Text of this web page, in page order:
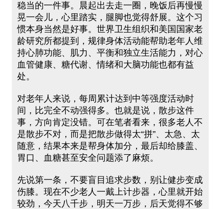
稳当的一件事。晨起出去走一圈，晚饭后再慢慢
晃一会儿，心里踏实，腿脚也觉得舒展。这个习
惯本身当然是好事。世界卫生组织和美国国家老
龄研究所都提到，规律身体活动能帮助老年人维
持心肺功能、肌力、平衡和独立生活能力，对心
血管健康、糖代谢、情绪和大脑功能也都有益
处。
对老年人来说，每周累计达到中等强度活动时
间，比完全不动强得多。也就是说，散步这件
事，方向肯定没错。可在笔者看来，很多老人不
是散步不对，而是把散步做得太“拼”、太急、太
随意，结果本来是帮身体加分，最后却给膝盖、
胃口、血糖甚至安全问题添了麻烦。
先说第一条，不要盲目追求步数，别让健步变成
伤膝。现在不少老人一戴上计步器，心里就开始
较劲，今天八千步，明天一万步，后天觉得不够